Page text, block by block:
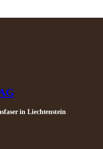
in Liechtenstein